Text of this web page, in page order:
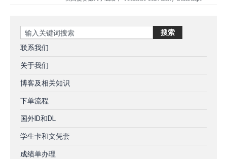
Search 搜索
联系我们
关于我们
博客及相关知识
下单流程
国外ID和DL
学生卡和文凭套
成绩单办理